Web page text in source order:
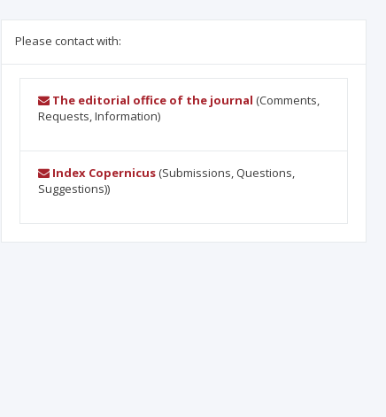
Please contact with:
The editorial office of the journal (Comments,
Requests, Information)
Index Copernicus(Submissions, Questions,
Suggestions))